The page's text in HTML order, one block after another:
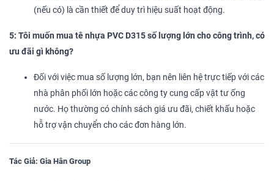
(nếu có) là cần thiết để duy trì hiệu suất hoạt động.
5: Tôi muốn mua tê nhựa PVC D315 số lượng lớn cho công trình, có
ưu đãi gì không?
Đối với việc mua số lượng lớn, bạn nên liên hệ trực tiếp với các
nhà phân phối lớn hoặc các công ty cung cấp vật tư ống
nước. Họ thường có chính sách giá ưu đãi, chiết khấu hoặc
hỗ trợ vận chuyển cho các đơn hàng lớn.
Tác Giả: Gia Hân Group